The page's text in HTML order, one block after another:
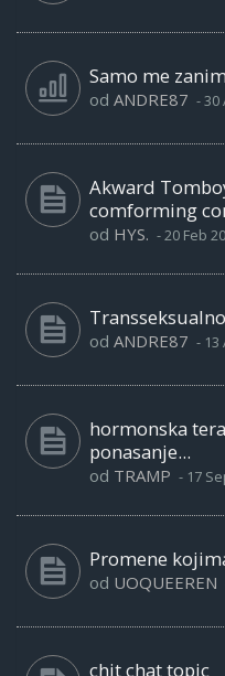
Samo me
od ANDRE87 -30
Akward
comforming
od HYS. -20 Feb
od ANDRE87 - 13
hormonska
ponasanje...
od TRAMP - 17
Promene
od UOQUEEREN
chit chat topic